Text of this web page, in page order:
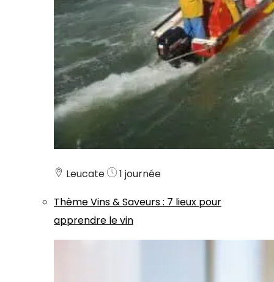
Leucate
1 journée
ThèmeVins & Saveurs: 7 lieux pour
apprendre le vin